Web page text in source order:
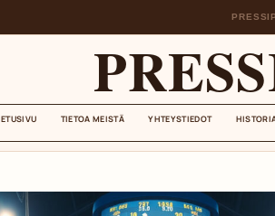
ETUSIVU TIETOA MEISTÄ YHTEYSTIEDOT